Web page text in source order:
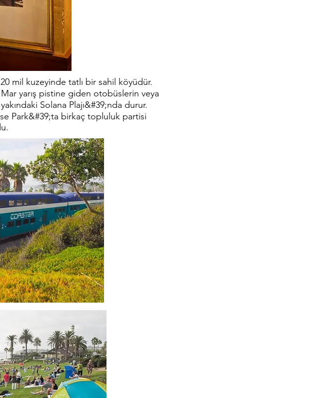
mil kuzeyinde tatlı bir sahil köyüdür.
yarış pistine giden otobüslerin veya
Solana Plajı&#39;nda durur.
Park&#39;ta birkaç topluluk partisi